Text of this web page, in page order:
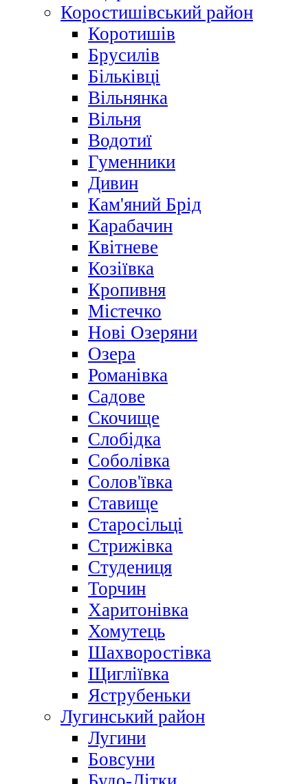
Коростишівський район
Коротишів
Брусилів
Більківці
Вільнянка
Вільня
Водотиї
Гуменники
Дивин
Кам'яний Брід
Карабачин
Квітневе
Козіївка
Кропивня
Містечко
Нові Озеряни
Озера
Романівка
Садове
Скочище
Слобідка
Соболівка
Солов'ївка
Ставище
Старосільці
Стрижівка
Студениця
Торчин
Харитонівка
Хомутець
Шахворостівка
Щигліївка
Яструбеньки
Лугинський район
Лугини
Бовсуни